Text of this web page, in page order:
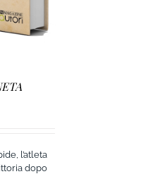
l’atleta
dopo